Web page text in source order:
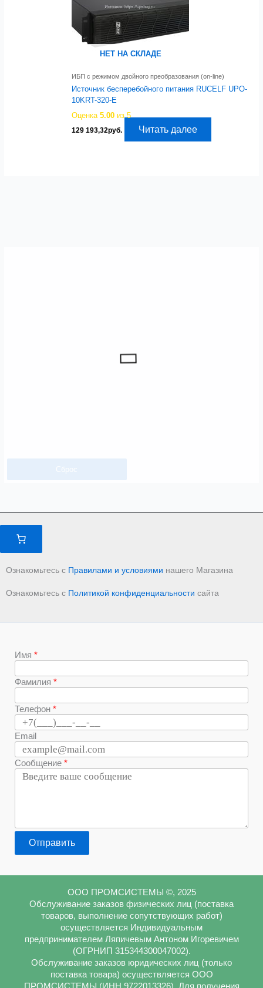
Сброс
НЕТ НА СКЛАДЕ
ИБП с режимом двойного преобразования (on-line)
Источник бесперебойного питания RUCELF UPO-
10KRT-320-E
Оценка5.00 из 5
129 193,32руб. Читать далее
Ознакомьтесь с Правилами и условиями нашего Магазина
Ознакомьтесь с Политикой конфиденциальности сайта
Имя
Фамилия
Телефон
Email
Сообщение
Отправить
ООО ПРОМСИСТЕМЫ ©, 2025
Обслуживание заказов физических лиц (поставка
товаров, выполнение сопутствующих работ)
осуществляется Индивидуальным
предпринимателем Ляпичевым Антоном Игоревичем
(ОГРНИП 315344300047002).
Обслуживание заказов юридических лиц (только
поставка товара) осуществляется ООО